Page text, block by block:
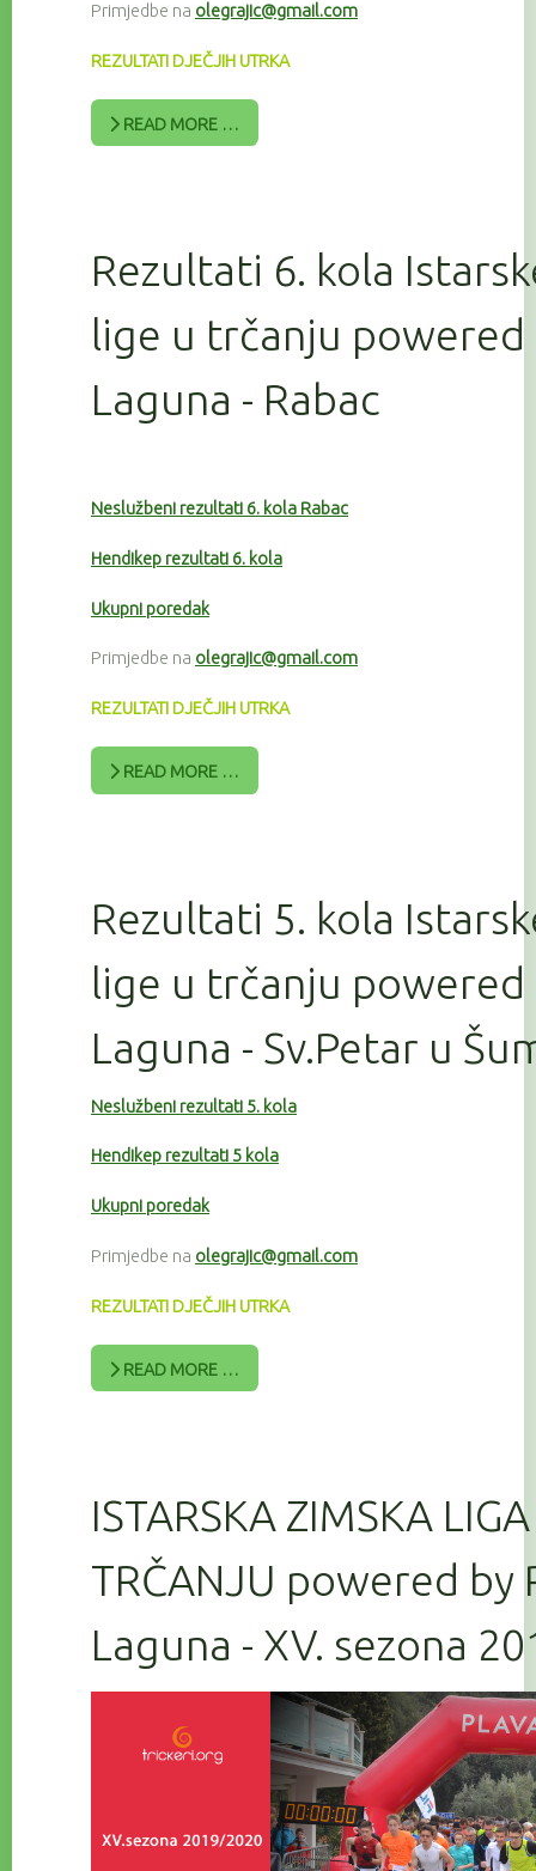
Primjedbe na olegrajic@gmail.com
REZULTATI DJEČJIH UTRKA
READ MORE …
Rezultati 6. kola
lige u trčanju powered
Laguna - Rabac
Neslužbeni rezultati 6. kola Rabac
Hendikep rezultati 6. kola
Ukupni poredak
Primjedbe na olegrajic@gmail.com
REZULTATI DJEČJIH UTRKA
READ MORE …
Rezultati 5. kola
lige u trčanju powered
Laguna - Sv.Petar u
Neslužbeni rezultati 5. kola
Hendikep rezultati 5 kola
Ukupni poredak
Primjedbe na olegrajic@gmail.com
REZULTATI DJEČJIH UTRKA
READ MORE …
ISTARSKA ZIMSKA
TRČANJU powered by
Laguna - XV. sezona